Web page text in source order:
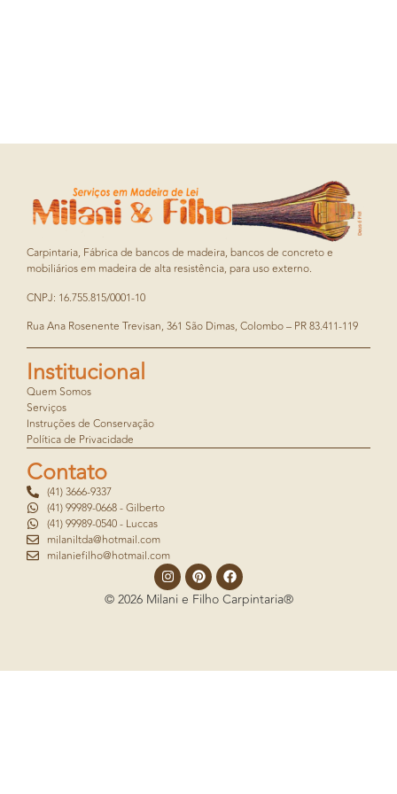
Carpintaria, Fábrica de bancos de madeira, bancos de concreto e
mobiliários em madeira de alta resistência, para uso externo.
CNPJ: 16.755.815/0001-10
Rua Ana Rosenente Trevisan, 361 São Dimas, Colombo – PR 83.411-119
Institucional
Quem Somos
Serviços
Instruções de Conservação
Política de Privacidade
Contato
(41) 3666-9337
(41) 99989-0668 - Gilberto
(41) 99989-0540 - Luccas
milaniltda@hotmail.com
milaniefilho@hotmail.com
© 2026 Milani e Filho Carpintaria®